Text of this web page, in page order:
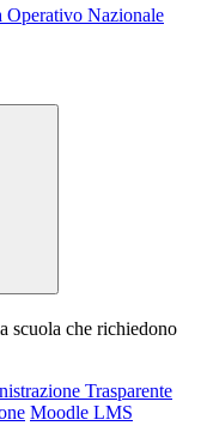
Operativo Nazionale
scuola che richiedono
Trasparente
Moodle LMS